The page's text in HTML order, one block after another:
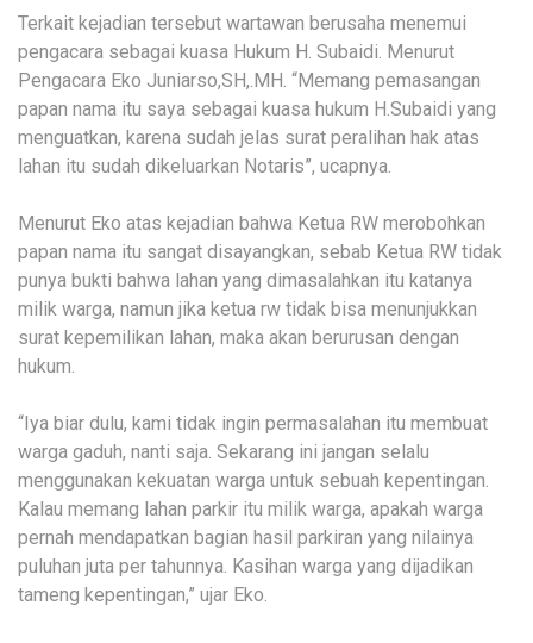
Terkait kejadian tersebut wartawan berusaha menemui
pengacara sebagai kuasa Hukum H. Subaidi. Menurut
Pengacara Eko Juniarso,SH,.MH. “Memang pemasangan
papan nama itu saya sebagai kuasa hukum H.Subaidi yang
menguatkan, karena sudah jelas surat peralihan hak atas
lahan itu sudah dikeluarkan Notaris”, ucapnya.
Menurut Eko atas kejadian bahwa Ketua RW merobohkan
papan nama itu sangat disayangkan, sebab Ketua RW tidak
punya bukti bahwa lahan yang dimasalahkan itu katanya
milik warga, namun jika ketua rw tidak bisa menunjukkan
surat kepemilikan lahan, maka akan berurusan dengan
hukum.
“Iya biar dulu, kami tidak ingin permasalahan itu membuat
warga gaduh, nanti saja. Sekarang ini jangan selalu
menggunakan kekuatan warga untuk sebuah kepentingan.
Kalau memang lahan parkir itu milik warga, apakah warga
pernah mendapatkan bagian hasil parkiran yang nilainya
puluhan juta per tahunnya. Kasihan warga yang dijadikan
tameng kepentingan,” ujar Eko.